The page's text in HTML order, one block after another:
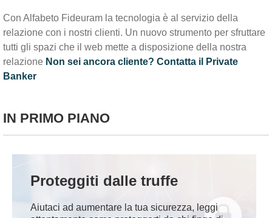
Tel:
0363/302655
Fax:
0363/49240
Con Alfabeto Fideuram la tecnologia è al servizio della
relazione con i nostri clienti. Un nuovo strumento per sfruttare
tutti gli spazi che il web mette a disposizione della nostra
relazione Non sei ancora cliente? Contatta il Private
Banker
IN PRIMO PIANO
Proteggiti dalle truffe
Aiutaci ad aumentare la tua sicurezza, leggi